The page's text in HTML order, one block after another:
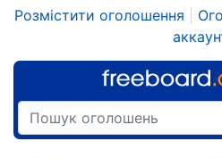
Розмістити оголошення